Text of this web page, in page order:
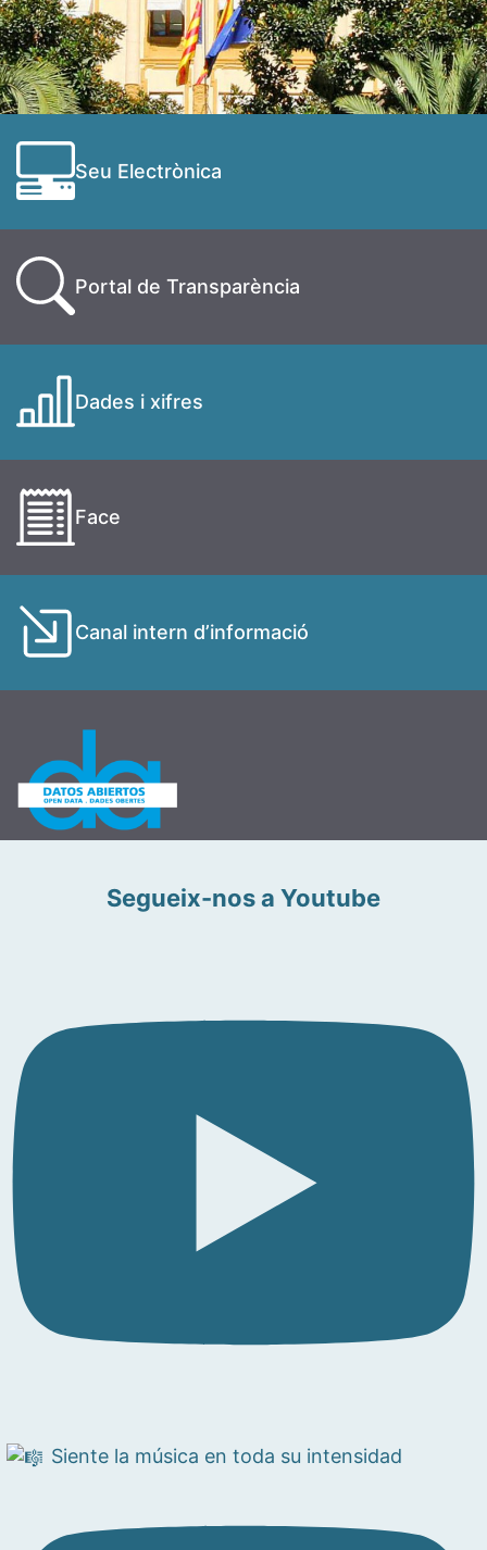
Seu Electrònica
Portal de Transparència
Dades i xifres
Face
Canal intern d’informació
Segueix-nos a Youtube
Siente la música en toda su intensidad